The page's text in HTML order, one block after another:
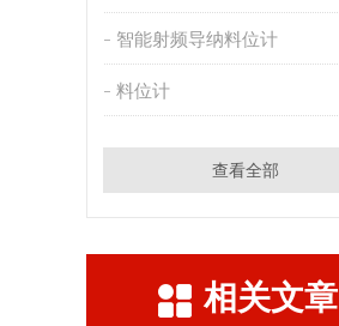
智能射频导纳料位计
料位计
查看全部
相关文章